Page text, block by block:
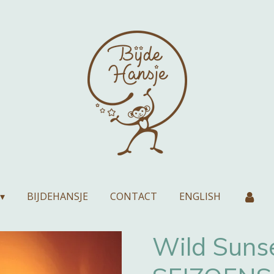
BIJDEHANSJE CONTACT ENGLISH
Wild